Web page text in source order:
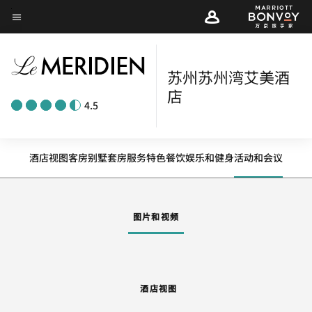
Skip
to
content
菜单文本
4.5
苏州苏州湾艾美酒
店
酒店视图客房别墅套房服务特色餐饮娱乐和健身活动和会议
图片和视频
酒店视图